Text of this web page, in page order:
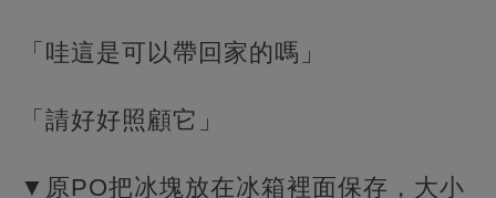
「哇這是可以帶回家的嗎」
「請好好照顧它」
▼原PO把冰塊放在冰箱裡面保存，大小